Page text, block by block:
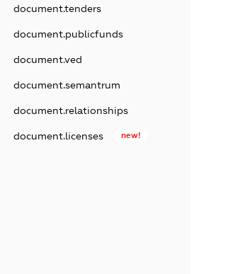
document.tenders
document.publicfunds
document.ved
document.semantrum
document.relationships
document.licenses new!